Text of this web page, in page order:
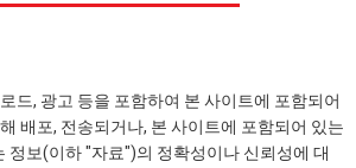
드, 광고 등을 포함하여 본 사이트에 포함되어
배포, 전송되거나, 본 사이트에 포함되어 있는
정보(이하 "자료")의 정확성이나 신뢰성에 대